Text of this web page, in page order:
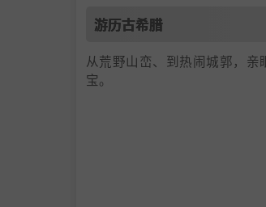
游历古希腊
从荒野山峦、到热闹城郭，
宝。